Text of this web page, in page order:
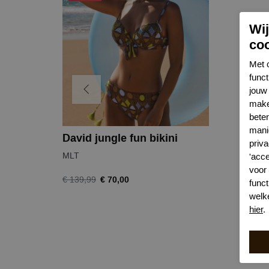
David jungle fun bikini
MLT
€ 139,99 € 70,00
Met
voor
hier.